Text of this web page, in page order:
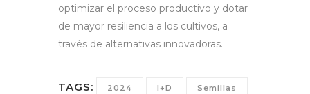
optimizar el proceso productivo y dotar
de mayor resiliencia a los cultivos, a
través de alternativas innovadoras.
TAGS: 2024 I+D Semillas